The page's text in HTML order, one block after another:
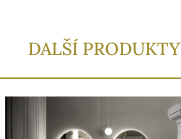
DALŠÍ PRODUKTY